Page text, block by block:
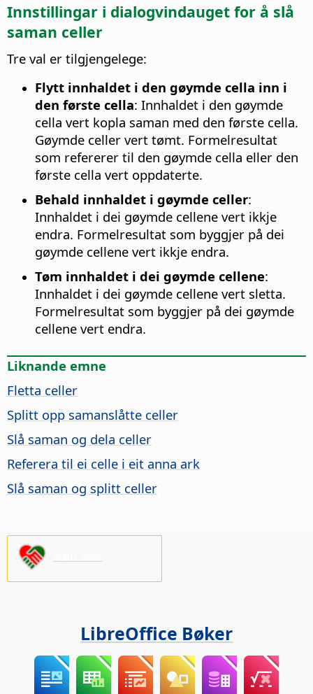
Innstillingar i dialogvindauget for å slå
saman celler
Tre val er tilgjengelege:
Flytt innhaldet i den gøymde cella inn i
den første cella: Innhaldet i den gøymde
cella vert kopla saman med den første cella.
Gøymde celler vert tømt. Formelresultat
som refererer til den gøymde cella eller den
første cella vert oppdaterte.
Behald innhaldet i gøymde celler:
Innhaldet i dei gøymde cellene vert ikkje
endra. Formelresultat som byggjer på dei
gøymde cellene vert ikkje endra.
Tøm innhaldet i dei gøymde cellene:
Innhaldet i dei gøymde cellene vert sletta.
Formelresultat som byggjer på dei gøymde
cellene vert endra.
Liknande emne
Fletta celler
Splitt opp samanslåtte celler
Slå saman og dela celler
Referera til ei celle i eit anna ark
Slå saman og splitt celler
LibreOffice Bøker